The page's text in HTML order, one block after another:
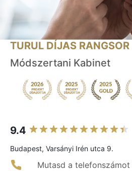
TURUL DÍJAS RANGSOR
Módszertani Kabinet
9.4
Budapest, Varsányi Irén utca 9.
Mutasd a telefonszámot